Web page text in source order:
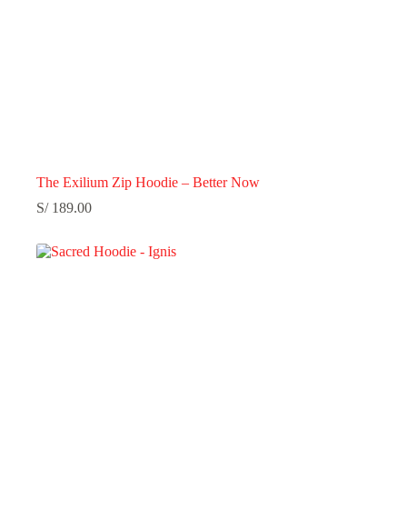
The Exilium Zip Hoodie – Better Now
S/189.00